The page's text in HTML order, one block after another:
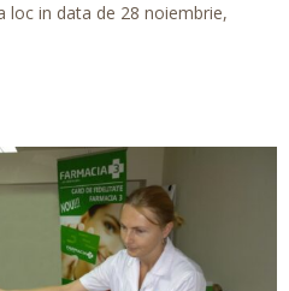
loc in data de 28 noiembrie,